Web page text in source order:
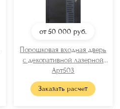
от 50 000 руб.
Порошковая входная дверь
с декоративной лазерной
резкой
Арт503
Заказать расчет